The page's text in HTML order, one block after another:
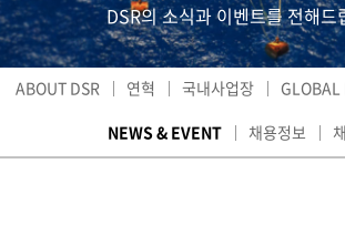
DSR의 소식과 이벤트를 전해드
ABOUT DSR 연혁 국내사업장 GLOBAL
NEWS & EVENT
채용정보